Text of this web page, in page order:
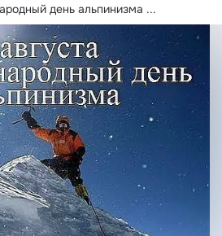
день альпинизма ...